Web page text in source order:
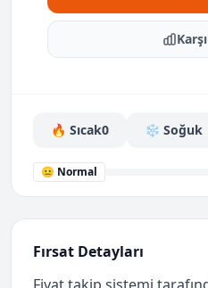
🔥 Sıcak0 ❄️ Soğuk
😐 Normal
Fırsat Detayları